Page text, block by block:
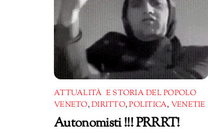
ATTUALITÀ E STORIA DEL POPOLO
VENETO,DIRITTO,POLITICA, VENETIE
Autonomisti !!! PRRRT!